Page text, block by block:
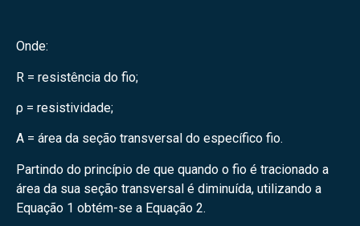
Onde:
R = resistência do fio;
ρ = resistividade;
A = área da seção transversal do específico fio.
Partindo do princípio de que quando o fio é tracionado a
área da sua seção transversal é diminuída, utilizando a
Equação 1 obtém-se a Equação 2.